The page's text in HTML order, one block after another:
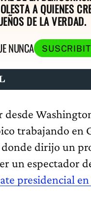
A QUIENES
DE LA VERDAD.
NUNCA
desde
trabajando en
dirijo un
un espectador
presidencial